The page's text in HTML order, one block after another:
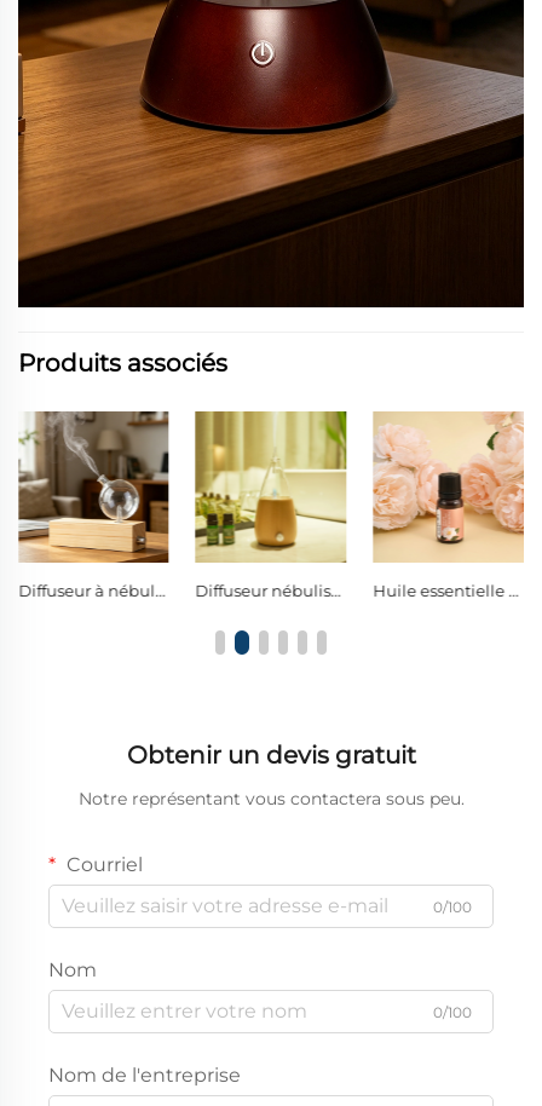
Produits associés
Diffuseur à nébulisation sans eau en verre borosilicaté et bois massif naturel, avec bouton de commande métallique, diffuseur d’huiles essentielles pures à brume froide pour l’aromathérapie Diffuseur nébulisant sans eau en verre conique avec commande à molette unique et lampe d'ambiance LED chaude Huile essentielle naturelle polyvalente pour l’aromathérapie à domicile, désodorisant pour voiture et créations artisanales parfumées faites maison
Obtenir un devis gratuit
Notre représentant vous contactera sous peu.
Courriel
0/100
Nom
0/100
Nom de l'entreprise